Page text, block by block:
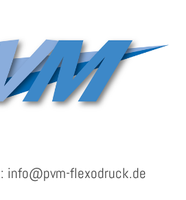
info@pvm-flexodruck.de